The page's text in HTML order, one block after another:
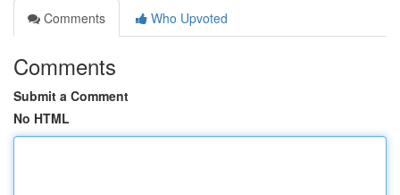
Comments
Who Upvoted
Comments
Submit a Comment
No HTML